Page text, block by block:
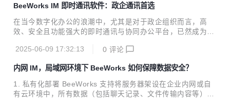
安全：内网IM 的生存底线 1. 物理隔绝与主权掌控 公有云IM
的数据存储与传输依赖第三方服务器，而企业内网 IM（自研
或私有化部署）通过本地化服务器搭建，将通讯数据完全限定
极高的组织，需确保交易信息、研发机密等敏感内容不触碰公
BeeWorks IM 即时通讯软件：政企通讯首选
在当今数字化办公的浪潮中，尤其是对于政企组织而言，高
效、安全且功能强大的即时通讯与协同办公平台，已然成为提
严守信息防线 （一）加密传输与存储 BeeWorks从诞生起就
云部署等多元方式，全方位满足不同政企单位严苛的保密需
求。在数据传输环节，运用先进加密算法，对传输中的文本、
语音、视频等各类数据加密，确保数据在传输全程不被窃取或
2025-06-09 17:32:13 0 评论
内网 IM，局域网环境下 BeeWorks 如何保障数据安全？
1. 私有化部署 BeeWorks 支持将服务器架设在企业内网或自
有云环境中，所有数据（包括聊天记录、文件传输内容等）均